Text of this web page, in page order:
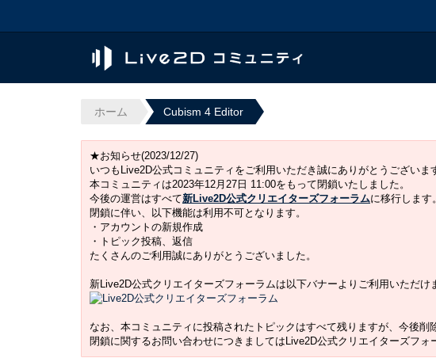
ホーム Cubism 4 Editor
★お知らせ(2023/12/27)
いつもLive2D公式コミュニティをご利用いただき誠にありがとうございま
本コミュニティは2023年12月27日 11:00をもって閉鎖いたしました。
今後の運営はすべて新Live2D公式クリエイターズフォーラムに移行します。
閉鎖に伴い、以下機能は利用不可となります。
・アカウントの新規作成
・トピック投稿、返信
たくさんのご利用誠にありがとうございました。
新Live2D公式クリエイターズフォーラムは以下バナーよりご利用いただけ
なお、本コミュニティに投稿されたトピックはすべて残りますが、今後削
閉鎖に関するお問い合わせにつきましてはLive2D公式クリエイターズフォ